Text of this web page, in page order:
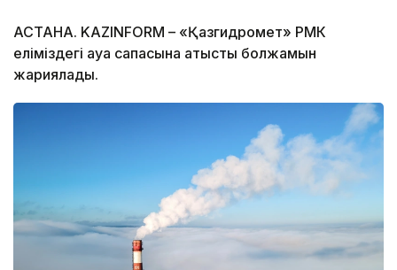
АСТАНА. KAZINFORM – «Қазгидромет» РМК
еліміздегі ауа сапасына қатысты болжамын
жариялады.